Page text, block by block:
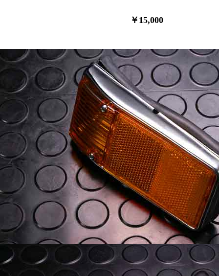
￥15,000